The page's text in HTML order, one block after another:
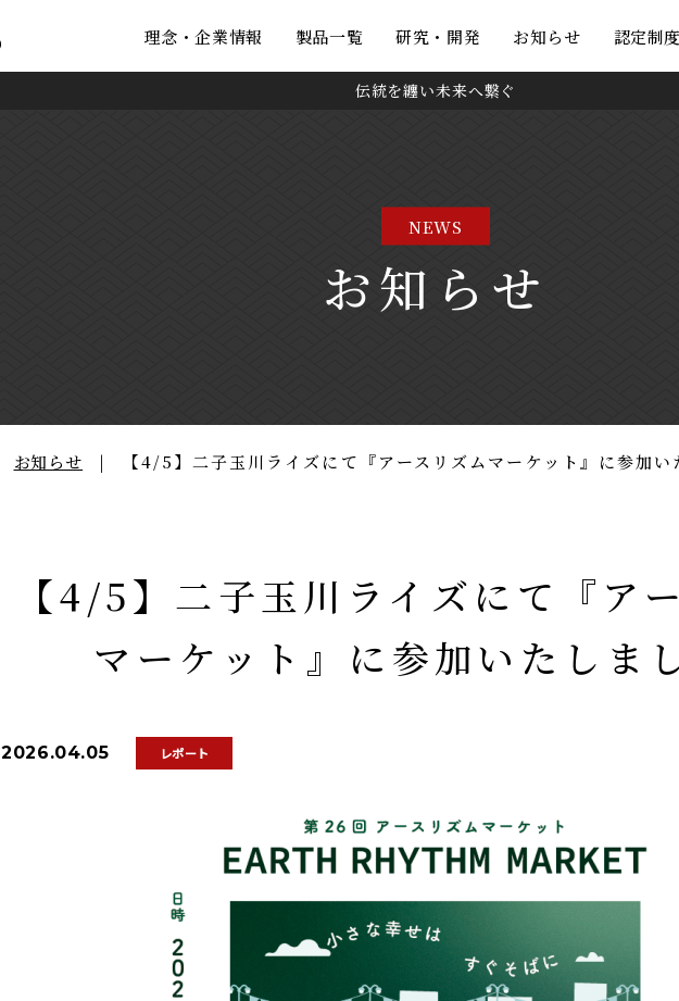
理念・企業情報 製品一覧 研究・開発 お知らせ 認定制
伝統を纏い未来へ繋ぐ
NEWS
お知らせ
お知らせ 【4/5】二子玉川ライズにて『アースリズムマーケット』に参加
【4/5】二子玉川ライズにて『ア
マーケット』に参加いたしま
2026.04.05 レポート